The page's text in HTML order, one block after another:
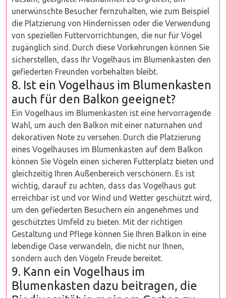
unerwünschte Besucher fernzuhalten, wie zum Beispiel
die Platzierung von Hindernissen oder die Verwendung
von speziellen Futtervorrichtungen, die nur für Vögel
zugänglich sind. Durch diese Vorkehrungen können Sie
sicherstellen, dass Ihr Vogelhaus im Blumenkasten den
gefiederten Freunden vorbehalten bleibt.
8. Ist ein Vogelhaus im Blumenkasten
auch für den Balkon geeignet?
Ein Vogelhaus im Blumenkasten ist eine hervorragende
Wahl, um auch den Balkon mit einer naturnahen und
dekorativen Note zu versehen. Durch die Platzierung
eines Vogelhauses im Blumenkasten auf dem Balkon
können Sie Vögeln einen sicheren Futterplatz bieten und
gleichzeitig Ihren Außenbereich verschönern. Es ist
wichtig, darauf zu achten, dass das Vogelhaus gut
erreichbar ist und vor Wind und Wetter geschützt wird,
um den gefiederten Besuchern ein angenehmes und
geschütztes Umfeld zu bieten. Mit der richtigen
Gestaltung und Pflege können Sie Ihren Balkon in eine
lebendige Oase verwandeln, die nicht nur Ihnen,
sondern auch den Vögeln Freude bereitet.
9. Kann ein Vogelhaus im
Blumenkasten dazu beitragen, die